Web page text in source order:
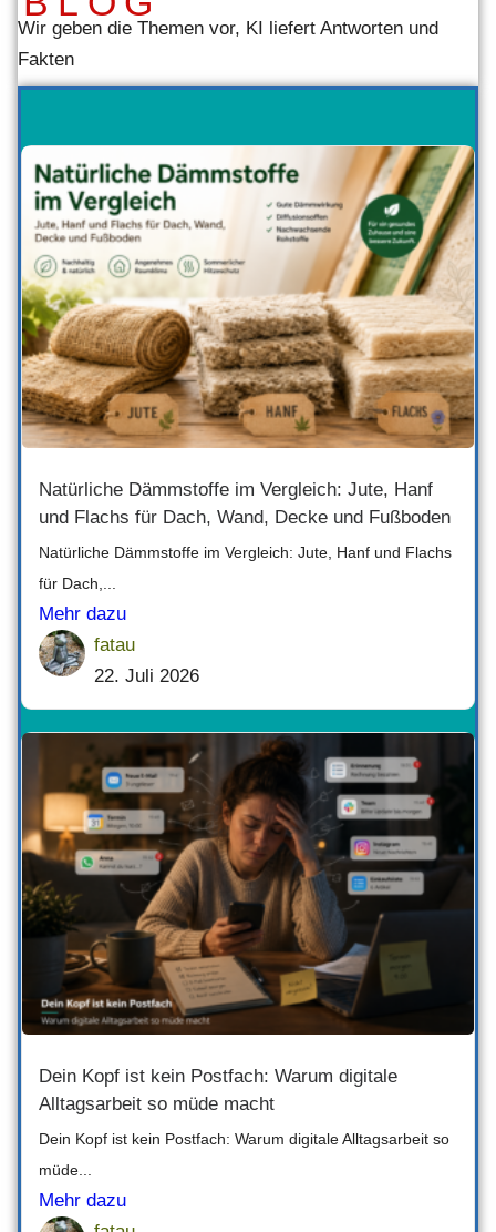
Wir geben die Themen vor, KI liefert Antworten und
Fakten
Natürliche Dämmstoffe im Vergleich: Jute, Hanf
und Flachs für Dach, Wand, Decke und Fußboden
Natürliche Dämmstoffe im Vergleich: Jute, Hanf und Flachs
für Dach,...
Mehr dazu
fatau
22. Juli 2026
Dein Kopf ist kein Postfach: Warum digitale
Alltagsarbeit so müde macht
Dein Kopf ist kein Postfach: Warum digitale Alltagsarbeit so
müde...
Mehr dazu